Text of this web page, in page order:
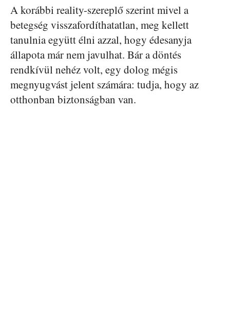
A korábbi reality-szereplő szerint mivel a
betegség visszafordíthatatlan, meg kellett
tanulnia együtt élni azzal, hogy édesanyja
állapota már nem javulhat. Bár a döntés
rendkívül nehéz volt, egy dolog mégis
megnyugvást jelent számára: tudja, hogy az
otthonban biztonságban van.